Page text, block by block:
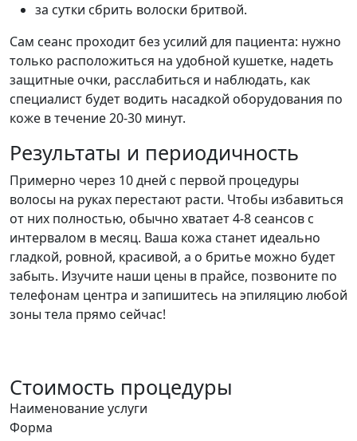
за сутки сбрить волоски бритвой.
Сам сеанс проходит без усилий для пациента: нужно
только расположиться на удобной кушетке, надеть
защитные очки, расслабиться и наблюдать, как
специалист будет водить насадкой оборудования по
коже в течение 20-30 минут.
Результаты и периодичность
Примерно через 10 дней с первой процедуры
волосы на руках перестают расти. Чтобы избавиться
от них полностью, обычно хватает 4-8 сеансов с
интервалом в месяц. Ваша кожа станет идеально
гладкой, ровной, красивой, а о бритье можно будет
забыть. Изучите наши цены в прайсе, позвоните по
телефонам центра и запишитесь на эпиляцию любой
зоны тела прямо сейчас!
Стоимость процедуры
Наименование услуги
Форма